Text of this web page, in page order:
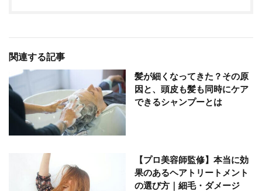
関連する記事
髪が細くなってきた？その原
因と、頭皮も髪も同時にケア
できるシャンプーとは
【プロ美容師監修】本当に効
果のあるヘアトリートメント
の選び方｜細毛・ダメージ